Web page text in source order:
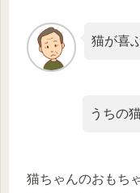
猫が喜
うちの
猫ちゃんのおもち